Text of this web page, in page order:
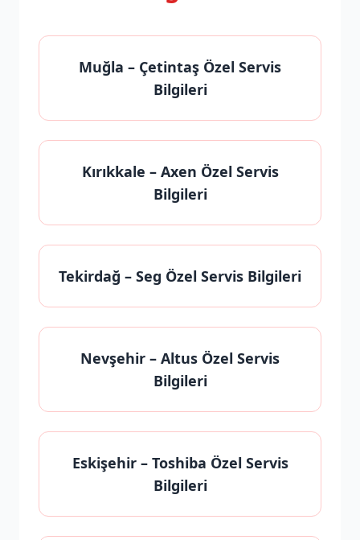
Muğla – Çetintaş Özel Servis
Bilgileri
Kırıkkale – Axen Özel Servis
Bilgileri
Tekirdağ – Seg Özel Servis Bilgileri
Nevşehir – Altus Özel Servis
Bilgileri
Eskişehir– Toshiba Özel Servis
Bilgileri